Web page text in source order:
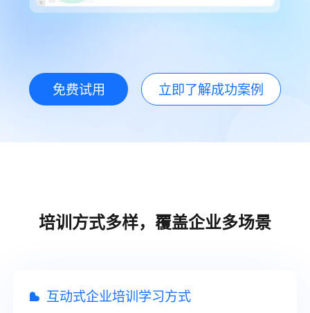
免费试用 立即了解成功案例
培训方式多样，覆盖企业多场景
互动式企业培训学习方式